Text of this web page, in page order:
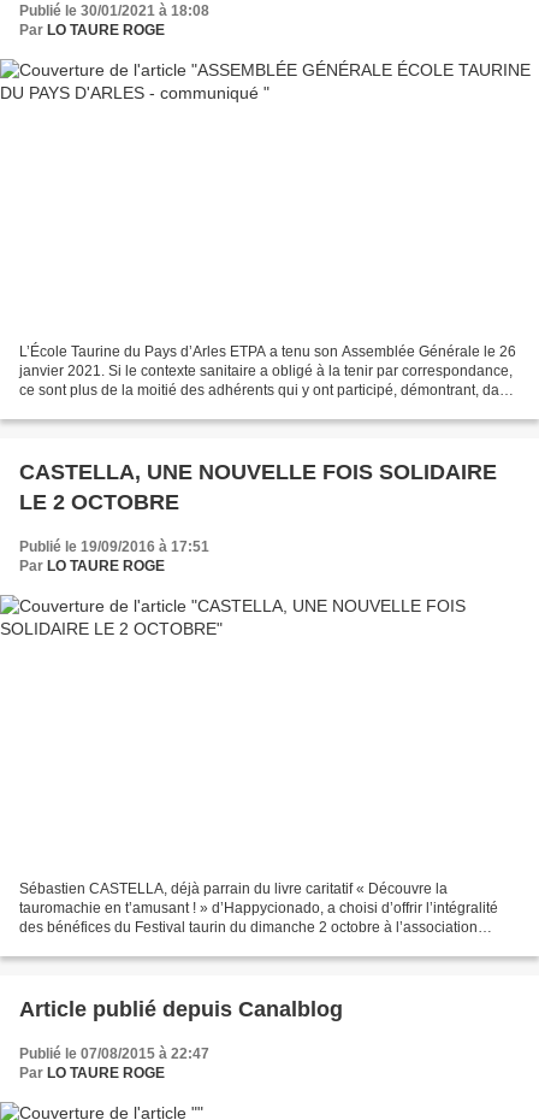
Publié le 30/01/2021 à 18:08
Par LO TAURE ROGE
L’École Taurine du Pays d’Arles ETPA a tenu son Assemblée Générale le 26
janvier 2021. Si le contexte sanitaire a obligé à la tenir par correspondance,
ce sont plus de la moitié des adhérents qui y ont participé, démontrant, dans
CASTELLA, UNE NOUVELLE FOIS SOLIDAIRE
LE 2 OCTOBRE
Publié le 19/09/2016 à 17:51
Par LO TAURE ROGE
Sébastien CASTELLA, déjà parrain du livre caritatif « Découvre la
tauromachie en t’amusant ! » d’Happycionado, a choisi d’offrir l’intégralité
des bénéfices du Festival taurin du dimanche 2 octobre à l’association
Article publié depuis Canalblog
Publié le 07/08/2015 à 22:47
Par LO TAURE ROGE